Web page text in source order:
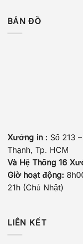
BẢN ĐỒ
Xưởng in : Số 213
Thạnh, Tp. HCM
Và Hệ Thống 16
Giờ hoạt động:
21h (Chủ Nhật)
LIÊN KẾT